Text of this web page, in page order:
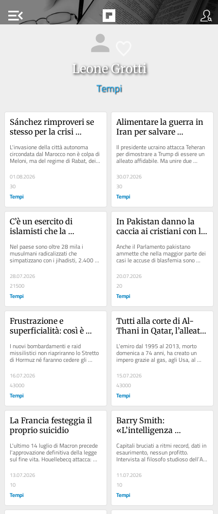
menu_open
Leone Grotti
Tempi
Sánchez rimproveri se
stesso per la crisi
l’Italia
L'invasione della città autonoma
circondata dal Marocco non è colpa di
Meloni, ma del regime di Rabat, dei
giudici spagnoli e della sanatoria...
01.08.2026
30
Tempi
Alimentare la guerra in
Iran per salvare
Zelensky
Il presidente ucraino attacca Teheran
per dimostrare a Trump di essere un
alleato affidabile. Ma unire due
essere...
30.07.2026
30
Tempi
C’è un esercito di
islamisti che la
vedere
Nel paese sono oltre 28 mila i
musulmani radicalizzati che
simpatizzano con i jihadisti, 2.400
solo a Berlino. L’attentatore del Pride
era già...
28.07.2026
21500
Tempi
In Pakistan danno la
caccia ai cristiani con la
Anche il Parlamento pakistano
ammette che nella maggior parte dei
casi le accuse di blasfemia sono
paga mai nessuno
20.07.2026
20
Tempi
Frustrazione e
superficialità: così è
in Iran
I nuovi bombardamenti e raid
missilistici non riapriranno lo Stretto
di Hormuz né faranno cedere gli
americani. Servono nuove trattative
16.07.2026
43000
Tempi
Tutti alla corte di Al-
Thani in Qatar, l’alleato
Oriente
L'emiro dal 1995 al 2013, morto
domenica a 74 anni, ha creato un
impero grazie al gas, agli Usa, al
lusso e al jihad
15.07.2026
43000
Tempi
La Francia festeggia il
proprio suicidio
L'ultimo 14 luglio di Macron precede
l'approvazione definitiva della legge
sul fine vita. Houellebecq attacca:
«La Francia chiede la propria...
13.07.2026
10
Tempi
Barry Smith:
«L’intelligenza
pericolosa»
Capitali bruciati a ritmi record, dati in
esaurimento, nessun profitto.
Intervista al filosofo studioso dell’Ai:
11.07.2026
10
Tempi